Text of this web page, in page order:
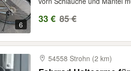
6 33 € 85 €
54558 Strohn (2 km)